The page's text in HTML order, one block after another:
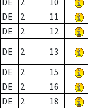
DE
2 11
DE
2 12
DE
2 13
DE
2 15
DE
2 16
DE
2 18